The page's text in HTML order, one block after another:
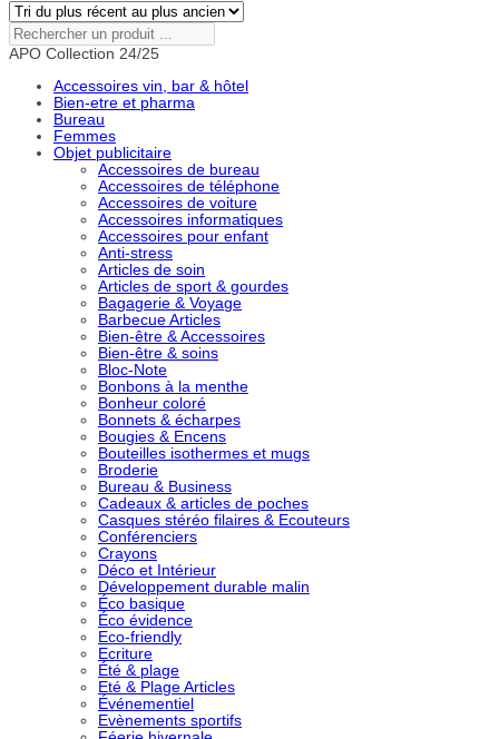
plus
récent
au
plus
ancien
Rechercher
un
produit
APO Collection 24/25
Accessoires vin, bar & hôtel
Bien-etre et pharma
Bureau
Femmes
Objet publicitaire
Accessoires de bureau
Accessoires de téléphone
Accessoires de voiture
Accessoires informatiques
Accessoires pour enfant
Anti-stress
Articles de soin
Articles de sport & gourdes
Bagagerie & Voyage
Barbecue Articles
Bien-être & Accessoires
Bien-être & soins
Bloc-Note
Bonbons à la menthe
Bonheur coloré
Bonnets & écharpes
Bougies & Encens
Bouteilles isothermes et mugs
Broderie
Bureau & Business
Cadeaux & articles de poches
Casques stéréo filaires & Ecouteurs
Conférenciers
Crayons
Déco et Intérieur
Développement durable malin
Éco basique
Éco évidence
Eco-friendly
Ecriture
Été & plage
Eté & Plage Articles
Événementiel
Evènements sportifs